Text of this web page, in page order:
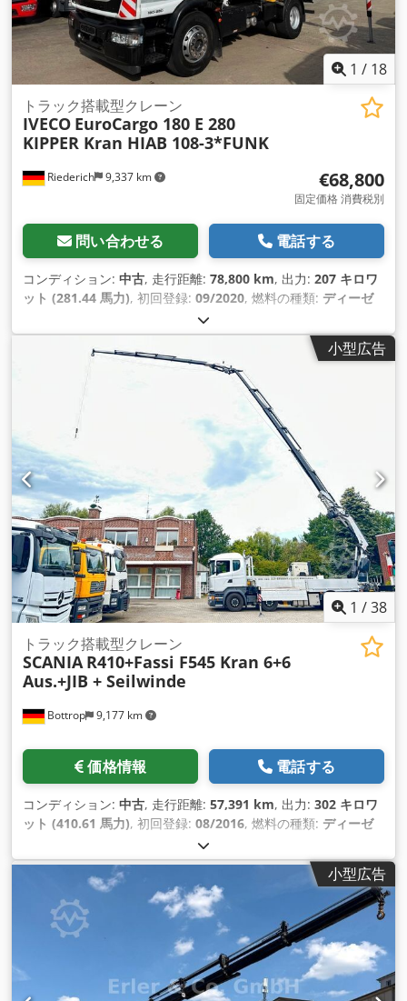
1 / 18
Riederich 9,337 km
トラック搭載型クレーン
IVECO EuroCargo 180 E 280
KIPPER Kran HIAB 108-3*FUNK
€68,800
固定価格 消費税別
問い合わせる 電話する
コンディション: 中古, 走行距離: 78,800 km, 出力: 207 キロワ
ット (281.44 馬力), 初回登録: 09/2020, 燃料の種類: ディーゼ
18,000 kg（キログラム）
白色, 変速方式:オートマチック, 排出クラス:ユーロ6, 荷室長:
, 荷室幅:2,470 mm
, 製造年:
, 装備:
ABS（アンチロック・ブレーキ・システム）, エア
コン, クレーン, 電子安定制御プログラム (ESP)
小型広告
1 /38
Bottrop 9,177 km
トラック搭載型クレーン
SCANIA R410+Fassi F545 Kran 6+6
Aus.+JIB + Seilwinde
価格情報 電話する
コンディション: 中古, 走行距離: 57,391 km, 出力: 302 キロワ
ット (410.61 馬力), 初回登録: 08/2016, 燃料の種類: ディーゼ
32,000 kg（キログラム）
検査（TÜV）:04/2027, ブレーキ:リターダ, 色:シルバー, 変速
オートマチック , 排出クラス: 10,100 mm,
2,550 mm , 全高:4,000 mm, 荷室長: 5,820 mm, 荷室幅:
2,480 mm, 荷室高: 500 mm, 装備:
ABS（アンチロック・ブレ
ーキ・システム）, すすフィルター, エアコン, クレーン, ナビゲ
小型広告